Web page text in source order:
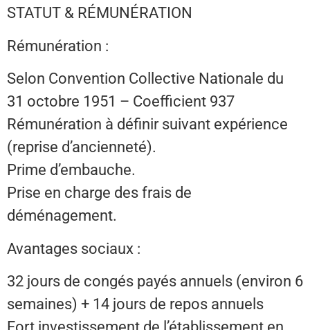
STATUT & RÉMUNÉRATION
Rémunération :
Selon Convention Collective Nationale du
31 octobre 1951 – Coefficient 937
Rémunération à définir suivant expérience
(reprise d’ancienneté).
Prime d’embauche.
Prise en charge des frais de
déménagement.
Avantages sociaux :
32 jours de congés payés annuels (environ 6
semaines) + 14 jours de repos annuels